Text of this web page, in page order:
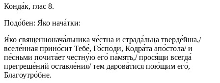
Конда́к, глас 8.
Подо́бен: Я́ко нача́тки:
Я́ко священнонача́льника че́стна и страда́льца тверде́йша,/
вселе́нная прино́сит Тебе́, Го́споди, Кодра́та апо́стола/ и
пе́сньми почита́ет честну́ю его́ па́мять,/ прося́щи всегда́
прегреше́ний оставле́ния/ тем дарова́тися пою́щим его́,
Благоутро́бне.